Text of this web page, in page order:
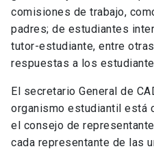
comisiones de trabajo,
padres; de estudiantes
tutor-estudiante, entre
respuestas a los
El secretario General de
organismo estudiantil está
el consejo de
cada representante de las